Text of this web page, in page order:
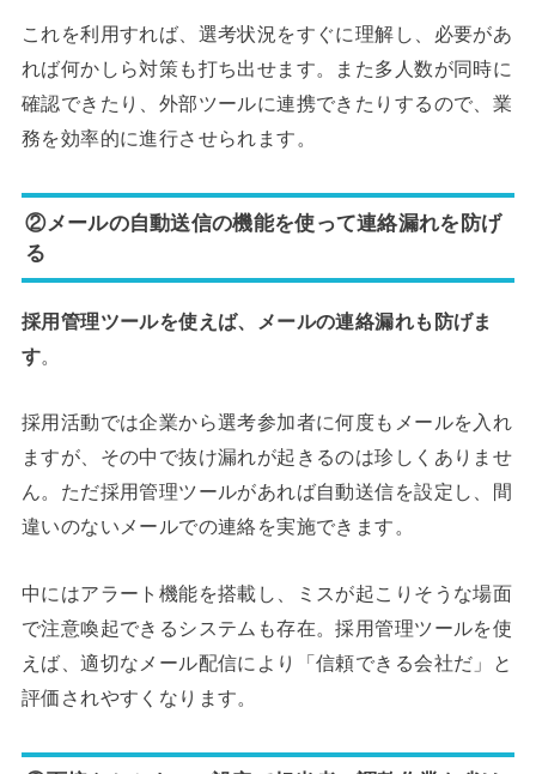
これを利用すれば、選考状況をすぐに理解し、必要があ
れば何かしら対策も打ち出せます。また多人数が同時に
確認できたり、外部ツールに連携できたりするので、業
務を効率的に進行させられます。
②メールの自動送信の機能を使って連絡漏れを防げ
る
採用管理ツールを使えば、メールの連絡漏れも防げま
す。
採用活動では企業から選考参加者に何度もメールを入れ
ますが、その中で抜け漏れが起きるのは珍しくありませ
ん。ただ採用管理ツールがあれば自動送信を設定し、間
違いのないメールでの連絡を実施できます。
中にはアラート機能を搭載し、ミスが起こりそうな場面
で注意喚起できるシステムも存在。採用管理ツールを使
えば、適切なメール配信により「信頼できる会社だ」と
評価されやすくなります。